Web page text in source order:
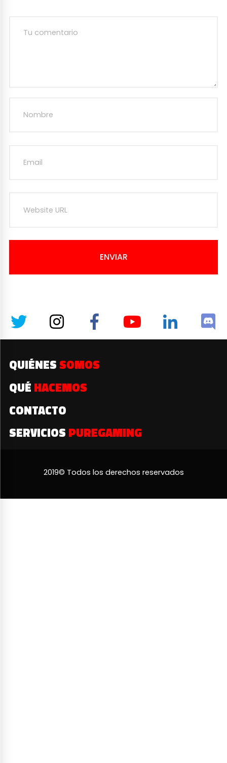
ENVIAR
QUIÉNES SOMOS
QUÉ HACEMOS
CONTACTO
SERVICIOS PUREGAMING
2019© Todos los derechos reservados